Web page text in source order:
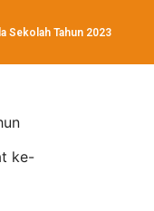
Sekolah Tahun 2023
ke-